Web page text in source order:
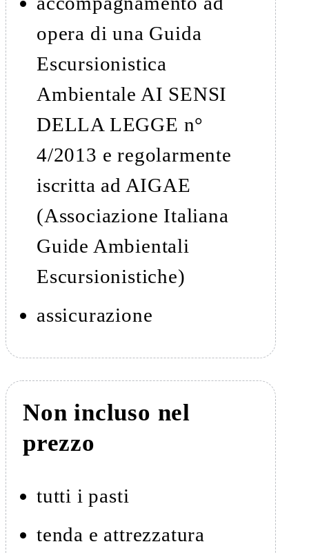
opera di una Guida
Escursionistica
Ambientale AI SENSI
DELLA LEGGE n°
4/2013 e regolarmente
iscritta ad AIGAE
(Associazione Italiana
Guide Ambientali
Escursionistiche)
assicurazione
Non incluso nel
prezzo
tutti i pasti
tenda e attrezzatura